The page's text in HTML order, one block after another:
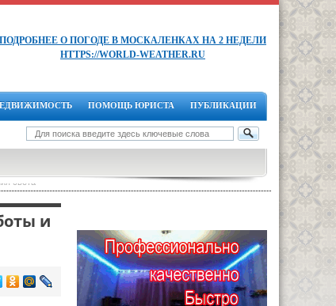
ПОДРОБНЕЕ О ПОГОДЕ В МОСКАЛЕНКАХ НА 2 НЕДЕЛИ
HTTPS://WORLD-WEATHER.RU
ПОМОЩЬ ЮРИСТА ПУБЛИКАЦИИ
света
и